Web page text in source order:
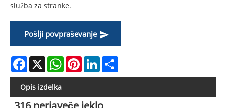
služba za stranke.
Pošlji povpraševanje
Facebook
X WhatsAppPinterestLinkedIn
Opis izdelka